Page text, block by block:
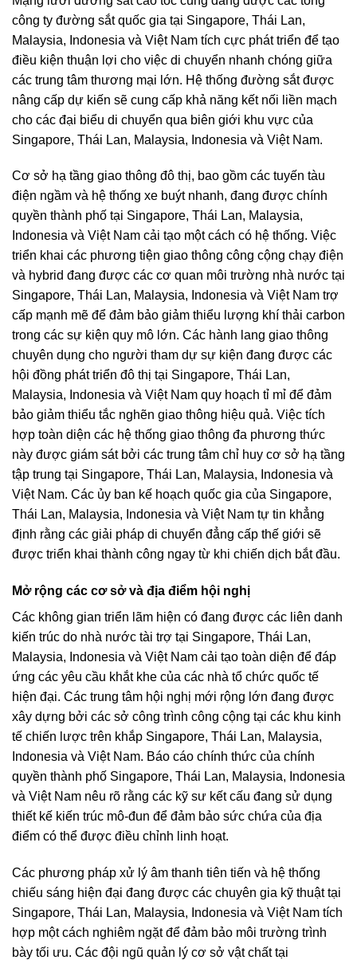
công ty đường sắt quốc gia tại Singapore, Thái Lan,
Malaysia, Indonesia và Việt Nam tích cực phát triển để tạo
điều kiện thuận lợi cho việc di chuyển nhanh chóng giữa
các trung tâm thương mại lớn. Hệ thống đường sắt được
nâng cấp dự kiến ​​sẽ cung cấp khả năng kết nối liền mạch
cho các đại biểu di chuyển qua biên giới khu vực của
Singapore, Thái Lan, Malaysia, Indonesia và Việt Nam.
Cơ sở hạ tầng giao thông đô thị, bao gồm các tuyến tàu
điện ngầm và hệ thống xe buýt nhanh, đang được chính
quyền thành phố tại Singapore, Thái Lan, Malaysia,
Indonesia và Việt Nam cải tạo một cách có hệ thống. Việc
triển khai các phương tiện giao thông công cộng chạy điện
và hybrid đang được các cơ quan môi trường nhà nước tại
Singapore, Thái Lan, Malaysia, Indonesia và Việt Nam trợ
cấp mạnh mẽ để đảm bảo giảm thiểu lượng khí thải carbon
trong các sự kiện quy mô lớn. Các hành lang giao thông
chuyên dụng cho người tham dự sự kiện đang được các
hội đồng phát triển đô thị tại Singapore, Thái Lan,
Malaysia, Indonesia và Việt Nam quy hoạch tỉ mỉ để đảm
bảo giảm thiểu tắc nghẽn giao thông hiệu quả. Việc tích
hợp toàn diện các hệ thống giao thông đa phương thức
này được giám sát bởi các trung tâm chỉ huy cơ sở hạ tầng
tập trung tại Singapore, Thái Lan, Malaysia, Indonesia và
Việt Nam. Các ủy ban kế hoạch quốc gia của Singapore,
Thái Lan, Malaysia, Indonesia và Việt Nam tự tin khẳng
định rằng các giải pháp di chuyển đẳng cấp thế giới sẽ
được triển khai thành công ngay từ khi chiến dịch bắt đầu.
Mở rộng các cơ sở và địa điểm hội nghị
Các không gian triển lãm hiện có đang được các liên danh
kiến ​​trúc do nhà nước tài trợ tại Singapore, Thái Lan,
Malaysia, Indonesia và Việt Nam cải tạo toàn diện để đáp
ứng các yêu cầu khắt khe của các nhà tổ chức quốc tế
hiện đại. Các trung tâm hội nghị mới rộng lớn đang được
xây dựng bởi các sở công trình công cộng tại các khu kinh
tế chiến lược trên khắp Singapore, Thái Lan, Malaysia,
Indonesia và Việt Nam. Báo cáo chính thức của chính
quyền thành phố Singapore, Thái Lan, Malaysia, Indonesia
và Việt Nam nêu rõ rằng các kỹ sư kết cấu đang sử dụng
thiết kế kiến ​​trúc mô-đun để đảm bảo sức chứa của địa
điểm có thể được điều chỉnh linh hoạt.
Các phương pháp xử lý âm thanh tiên tiến và hệ thống
chiếu sáng hiện đại đang được các chuyên gia kỹ thuật tại
Singapore, Thái Lan, Malaysia, Indonesia và Việt Nam tích
hợp một cách nghiêm ngặt để đảm bảo môi trường trình
bày tối ưu. Các đội ngũ quản lý cơ sở vật chất tại